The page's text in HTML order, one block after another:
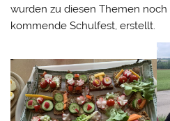
wurden zu diesen Themen noch
kommende Schulfest, erstellt.